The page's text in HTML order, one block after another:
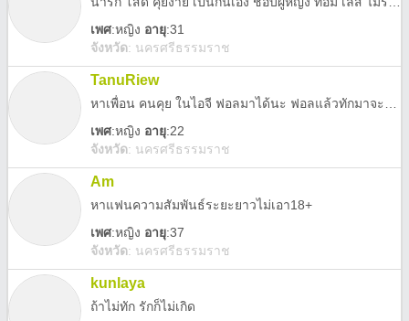
เพศ:หญิง อายุ:31
จังหวัด: นครศรีธรรมราช
TanuRiew
เพศ:หญิง อายุ:22
จังหวัด: นครศรีธรรมราช
Am
หาแฟนความสัมพันธ์ระยะยาวไม่เอา18+
เพศ:หญิง อายุ:37
จังหวัด: นครศรีธรรมราช
kunlaya
ถ้าไม่ทัก รักก็ไม่เกิด